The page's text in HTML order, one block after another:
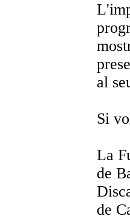
al
Si
La
de
de